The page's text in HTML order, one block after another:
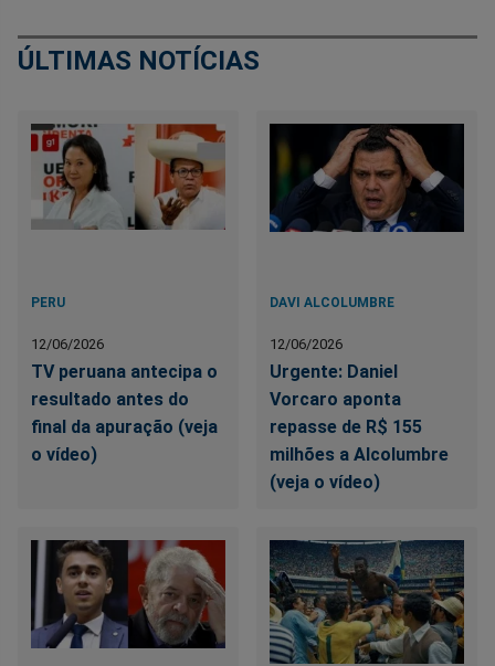
ÚLTIMAS NOTÍCIAS
PERU
12/06/2026
TV peruana antecipa o
resultado antes do
final da apuração (veja
o vídeo)
DAVI ALCOLUMBRE
12/06/2026
Urgente: Daniel
Vorcaro aponta
repasse de R$ 155
milhões a Alcolumbre
(veja o vídeo)